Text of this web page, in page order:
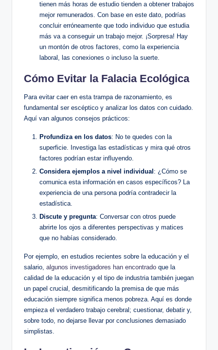
tienen más horas de estudio tienden a obtener trabajos
mejor remunerados. Con base en este dato, podrías
concluir erróneamente que todo individuo que estudia
más va a conseguir un trabajo mejor. ¡Sorpresa! Hay
un montón de otros factores, como la experiencia
laboral, las conexiones o incluso la suerte.
Cómo Evitar la Falacia Ecológica
Para evitar caer en esta trampa de razonamiento, es
fundamental ser escéptico y analizar los datos con cuidado.
Aquí van algunos consejos prácticos:
Profundiza en los datos: No te quedes con la
superficie. Investiga las estadísticas y mira qué otros
factores podrían estar influyendo.
Considera ejemplos a nivel individual : ¿Cómo se
comunica esta información en casos específicos? La
experiencia de una persona podría contradecir la
estadística.
Discute y pregunta: Conversar con otros puede
abrirte los ojos a diferentes perspectivas y matices
que no habías considerado.
Por ejemplo, en estudios recientes sobre la educación y el
salario, algunos investigadores han encontrado que la
calidad de la educación y el tipo de industria también juegan
un papel crucial, desmitificando la premisa de que más
educación siempre significa menos pobreza. Aquí es donde
empieza el verdadero trabajo cerebral; cuestionar, debatir y,
sobre todo, no dejarse llevar por conclusiones demasiado
simplistas.